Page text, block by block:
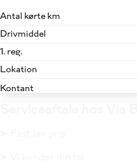
Antal kørte km
Drivmiddel
1. reg.
Lokation
Kontant